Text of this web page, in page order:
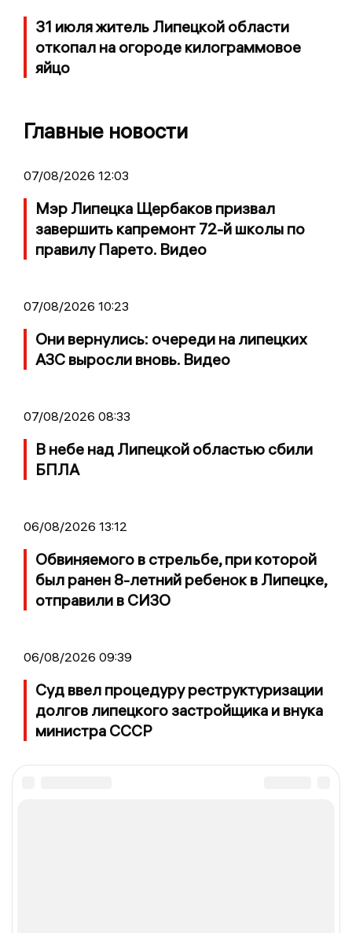
31 июля житель Липецкой области
откопал на огороде килограммовое
яйцо
Главные новости
07/08/2026 12:03
Мэр Липецка Щербаков призвал
завершить капремонт 72-й школы по
правилу Парето. Видео
07/08/2026 10:23
Они вернулись: очереди на липецких
АЗС выросли вновь. Видео
07/08/2026 08:33
В небе над Липецкой областью сбили
БПЛА
06/08/2026 13:12
Обвиняемого в стрельбе, при которой
был ранен 8-летний ребенок в Липецке,
отправили в СИЗО
06/08/2026 09:39
Суд ввел процедуру реструктуризации
долгов липецкого застройщика и внука
министра СССР